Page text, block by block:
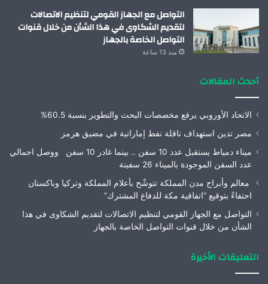
التواصل مع الجهاز القومي لتنظيم الاتصالات
لتقديم الشكاوى في هذا الشأن من خلال قنوات
التواصل الخاصة بالجهاز
منذ 13 ساعة
أحدث المقالات
الاتحاد الأوروبي يرفع مخصصات البحث والتطوير بنسبة 60.5%
مصر تدين استهداف ناقلة نفط إماراتية في مضيق هرمز
ميناء دمياط يستقبل عدد 10 سفن .. بينما غادر 10 سفن ووصل اجمالي
عدد السفن الموجودة بالميناء 26 سفينة
معالم وأبراج مدن المملكة تتوشّح بأعلام المملكة وتركيا وباكستان
احتفاءً بتوقيع “اتفاقية مكة للدفاع المشترك”
التواصل مع الجهاز القومي لتنظيم الاتصالات لتقديم الشكاوى في هذا
الشأن من خلال قنوات التواصل الخاصة بالجهاز
التعليقات الأخيرة